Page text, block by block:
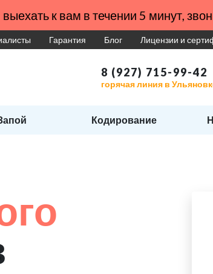
к вам в течении 5 минут,
Гарантия Блог Лицензии и
8 (927) 715-99-42
горячая линия в
Кодирование